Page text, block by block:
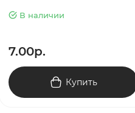
В наличии
7.00р.
Купить